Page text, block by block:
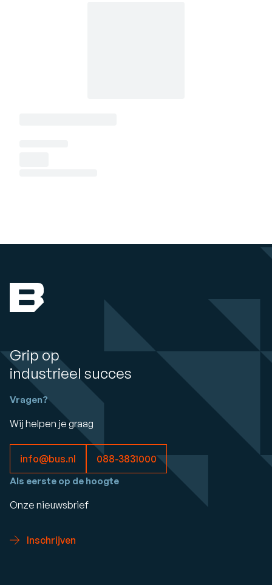
Grip op
industrieel succes
Vragen?
Wij helpen je graag
info@bus.nl 088-3831000
Als eerste op de hoogte
Onze nieuwsbrief
Inschrijven